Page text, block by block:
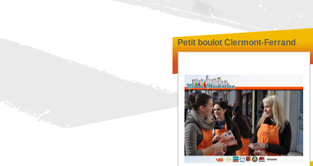
Petit boulot Clermont-Ferrand